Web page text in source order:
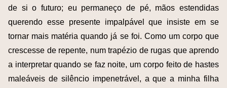
de si o futuro; eu permaneço de pé, mãos estendidas
querendo esse presente impalpável que insiste em se
tornar mais matéria quando já se foi. Como um corpo que
crescesse de repente, num trapézio de rugas que aprendo
a interpretar quando se faz noite, um corpo feito de hastes
maleáveis de silêncio impenetrável, a que a minha filha